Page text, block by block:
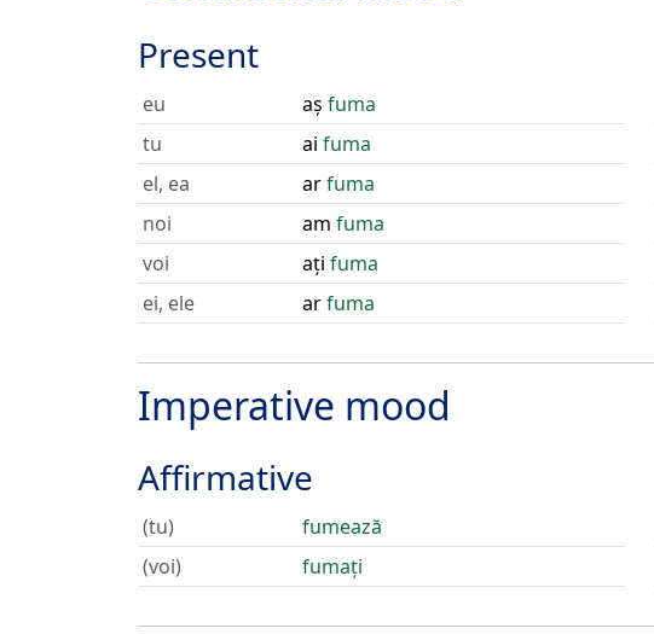
Present
eu aș fuma
tu
ai fuma
el, ea
arfuma
noi
am fuma
voi
ați fuma
ei, ele
arfuma
Imperative mood
Affirmative
(tu)
fumează
(voi)
fumați